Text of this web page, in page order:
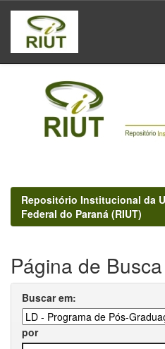
Skip
navigation
Repositório Institucional da
Federal do Paraná (RIUT)
Página de Busca
Buscar em:
por